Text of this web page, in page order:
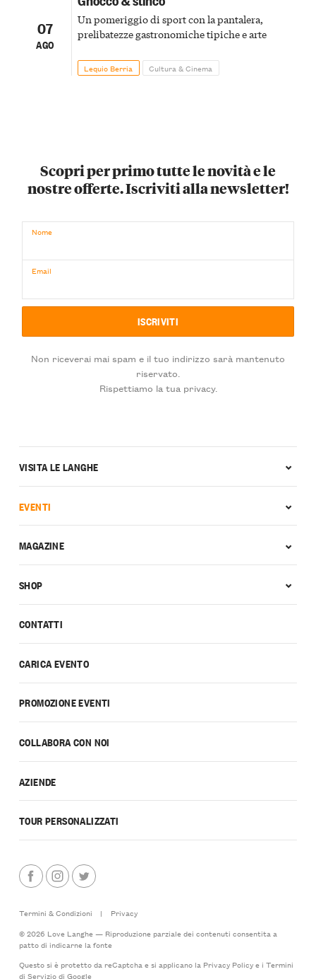
07
AGO
Un pomeriggio di sport con la pantalera,
prelibatezze gastronomiche tipiche e arte
Lequio Berria Cultura & Cinema
Scopri per primo tutte le novità e le
nostre offerte. Iscriviti alla newsletter!
Nome
Email
Non riceverai mai spam e il tuo indirizzo sarà mantenuto
riservato.
Rispettiamo la tua privacy.
CONTATTI
CARICA EVENTO
PROMOZIONE EVENTI
COLLABORA CON NOI
AZIENDE
TOUR PERSONALIZZATI
VISITA LE LANGHE
EVENTI
MAGAZINE
SHOP
Termini & Condizioni |
Privacy
© 2026 Love Langhe — Riproduzione parziale dei contenuti consentita a
patto di indicarne la fonte
Questo si è protetto da reCaptcha e si applicano la Privacy Policye i Termini
di Serviziodi Google